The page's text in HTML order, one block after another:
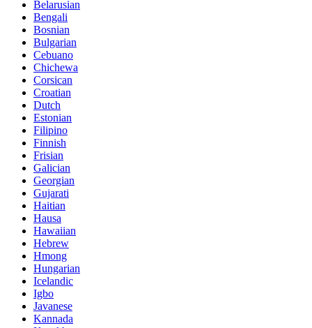
Belarusian
Bengali
Bosnian
Bulgarian
Cebuano
Chichewa
Corsican
Croatian
Dutch
Estonian
Filipino
Finnish
Frisian
Galician
Georgian
Gujarati
Haitian
Hausa
Hawaiian
Hebrew
Hmong
Hungarian
Icelandic
Igbo
Javanese
Kannada